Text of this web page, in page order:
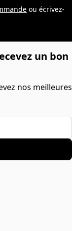
ou écrivez-
un bon
nos meilleures